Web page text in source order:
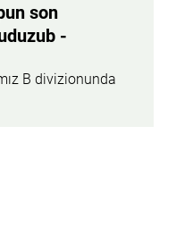
son
-
B divizionunda